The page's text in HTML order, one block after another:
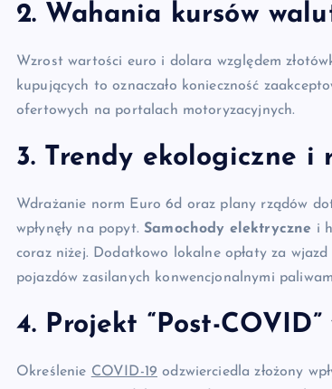
2. Wahania kursów
Wzrost wartości euro i dolara względem
kupujących to oznaczało konieczność
ofertowych na portalach motoryzacyjnych.
3. Trendy ekologiczne i
Wdrażanie norm Euro 6d oraz plany rządów
wpłynęły na popyt.Samochody elektryczne i
coraz niżej. Dodatkowo lokalne opłaty za
pojazdów zasilanych konwencjonalnymi
4. Projekt “Post-
Określenie COVID-19 odzwierciedla złożony